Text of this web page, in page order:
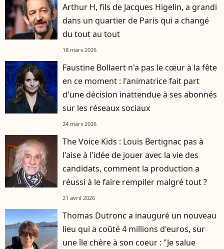
Arthur H, fils de Jacques Higelin, a grandi
dans un quartier de Paris qui a changé
du tout au tout
18 mars 2026
Faustine Bollaert n'a pas le cœur à la fête
en ce moment : l'animatrice fait part
d'une décision inattendue à ses abonnés
sur les réseaux sociaux
24 mars 2026
The Voice Kids : Louis Bertignac pas à
l'aise à l'idée de jouer avec la vie des
candidats, comment la production a
réussi à le faire rempiler malgré tout ?
21 avril 2026
Thomas Dutronc a inauguré un nouveau
lieu qui a coûté 4 millions d'euros, sur
une île chère à son coeur : "Je salue